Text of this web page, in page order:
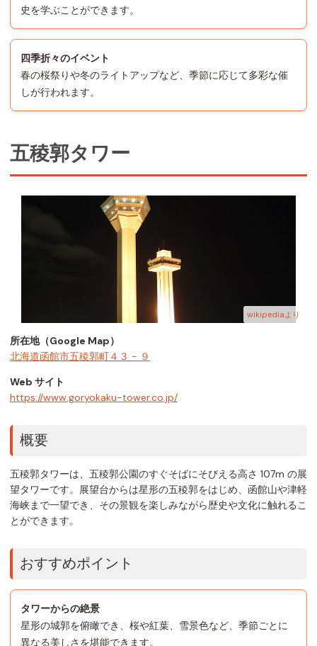
史を学ぶことができます。
四季折々のイベント
春の桜祭りや冬のライトアップなど、季節に応じて多彩な催
しが行われます。
五稜郭タワー
wikipediaより
所在地（Google Map）
北海道函館市五稜郭町４３ − ９
Web サイト
https://www.goryokaku-tower.co.jp/
概要
五稜郭タワーは、五稜郭公園のすぐそばにそびえる高さ 107m の展
望タワーです。展望台からは星形の五稜郭をはじめ、函館山や津軽
海峡まで一望でき、その景観を楽しみながら歴史や文化に触れるこ
とができます。
おすすめポイント
タワーからの絶景
星形の城郭を俯瞰でき、桜や紅葉、雪景色など、季節ごとに
異なる美しさを堪能できます。